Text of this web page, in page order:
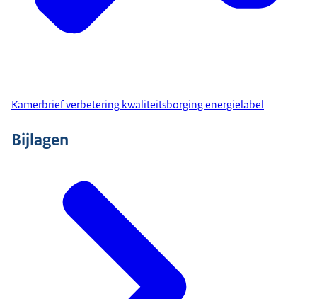
Kamerbrief verbetering kwaliteitsborging energielabel
Bijlagen